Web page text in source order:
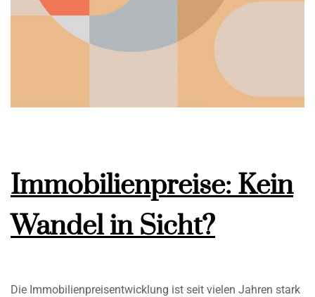
Immobilienpreise: Kein
Wandel in Sicht?
Die Immobilienpreisentwicklung ist seit vielen Jahren stark